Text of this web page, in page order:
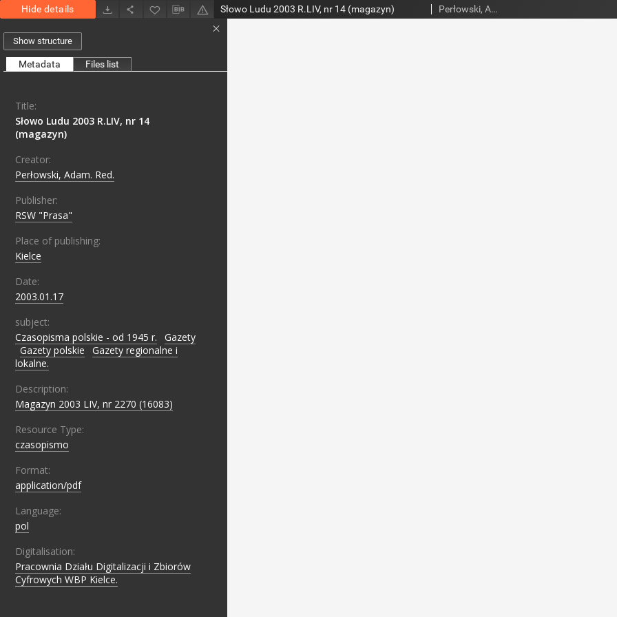
Hide details Słowo Ludu 2003 R.LIV, nr 14 (magazyn) Perłowski, Adam. Red.
Show structure
Metadata Files list
Title:
Słowo Ludu 2003 R.LIV, nr 14
(magazyn)
Creator:
Perłowski, Adam. Red.
Publisher:
RSW "Prasa"
Place of publishing:
Kielce
Date:
2003.01.17
subject:
Czasopisma polskie - od 1945 r.
Gazety
Gazety polskie
Gazety regionalne i
lokalne.
Description:
Magazyn 2003 LIV, nr 2270 (16083)
Resource Type:
czasopismo
Format:
application/pdf
Language:
pol
Digitalisation:
Pracownia Działu Digitalizacji i Zbiorów
Cyfrowych WBP Kielce.